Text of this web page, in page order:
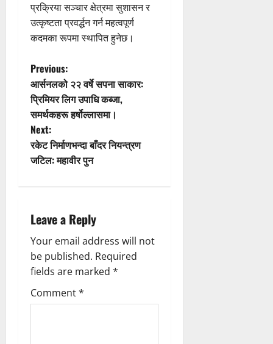
प्रक्रिया सञ्चार क्षेत्रमा सुशासन र
उत्कृष्टता प्रवर्द्धन गर्न महत्वपूर्ण
कदमका रूपमा स्थापित हुनेछ।
P
o
s
t
v
i
g
a
Previous:
आर्सनलको २२ वर्षे सपना साकार:
प्रिमियर लिग उपाधि कब्जा,
समर्थकहरू हर्षोल्लासमा।
Next:
रकेट निर्माणभन्दा बाँदर नियन्त्रण
जटिल: महावीर पुन
Leave a Reply
Your email address will not
be published. Required
fields are marked *
Comment*